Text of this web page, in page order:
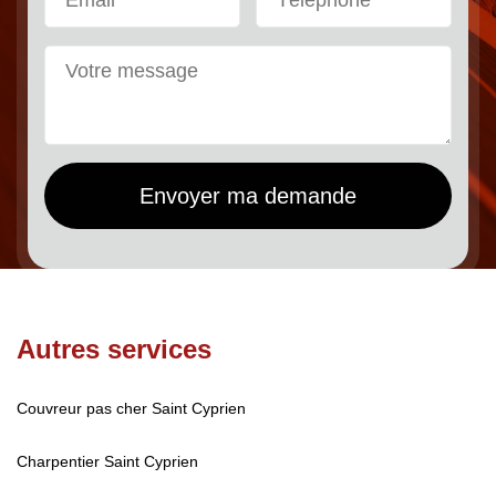
Autres services
Couvreur pas cher Saint Cyprien
Charpentier Saint Cyprien